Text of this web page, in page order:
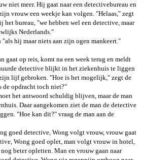
niet meer. Hij gaat naar een detectivebureau en
vrouw een weekje kan volgen. "Helaas," zegt
het bureau, "we hebben wel een detective, maar
Nederlands."
"als hij maar niets aan zijn ogen mankeert."
gaat op reis, komt na een week terug en meldt
detective blijkt in het ziekenhuis te liggen
lijf gebroken. "Hoe is het mogelijk," zegt de
de opdracht toch niet?"
het antwoord schuldig blijven, maar de man
Daar aangekomen ziet de man de detective
"Hoe kan dit?" vraag de man aan de
goed detective, Wong volgt vrouw, vrouw gaat
Wong goed oplet, man volgt vrouw in hotel,
beter opletten. Man en vrouw gaan naar